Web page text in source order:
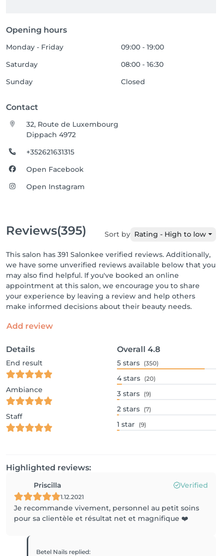
Opening hours
Monday - Friday
09:00 - 19:00
Saturday
08:00 - 16:30
Sunday
Closed
Contact
32, Route de Luxembourg
Dippach 4972
+352621631315
Open Facebook
Open Instagram
Reviews(395) Sort by Rating - High to low
This salon has 391 Salonkee verified reviews. Additionally,
we have some unverified reviews available below that you
may also find helpful. If you've booked an online
appointment at this salon, we encourage you to share
your experience by leaving a review and help others
make informed decisions about their beauty needs.
Add review
Details
End result
Ambiance
Staff
Overall 4.8
5 stars (350)
4 stars (20)
3 stars (9)
2 stars (7)
1 star (9)
Highlighted reviews:
Priscilla Verified
1.12.2021
Je recommande vivement, personnel au petit soins
pour sa clientèle et résultat net et magnifique ❤️
Betel Nails replied: